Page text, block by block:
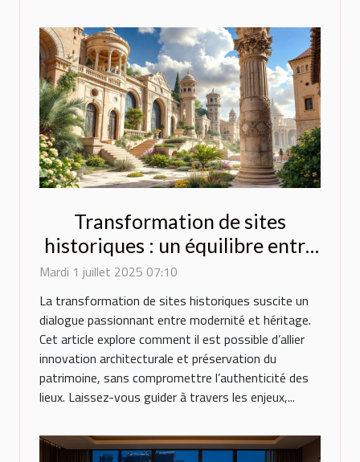
Transformation de sites
historiques : un équilibre entre
innovation et préservation
Mardi 1 juillet 2025 07:10
La transformation de sites historiques suscite un
dialogue passionnant entre modernité et héritage.
Cet article explore comment il est possible d’allier
innovation architecturale et préservation du
patrimoine, sans compromettre l’authenticité des
lieux. Laissez-vous guider à travers les enjeux,...